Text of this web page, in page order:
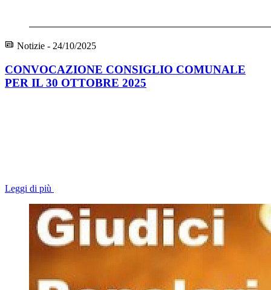
Notizie - 24/10/2025
CONVOCAZIONE CONSIGLIO COMUNALE
PER IL 30 OTTOBRE 2025
Leggi di più